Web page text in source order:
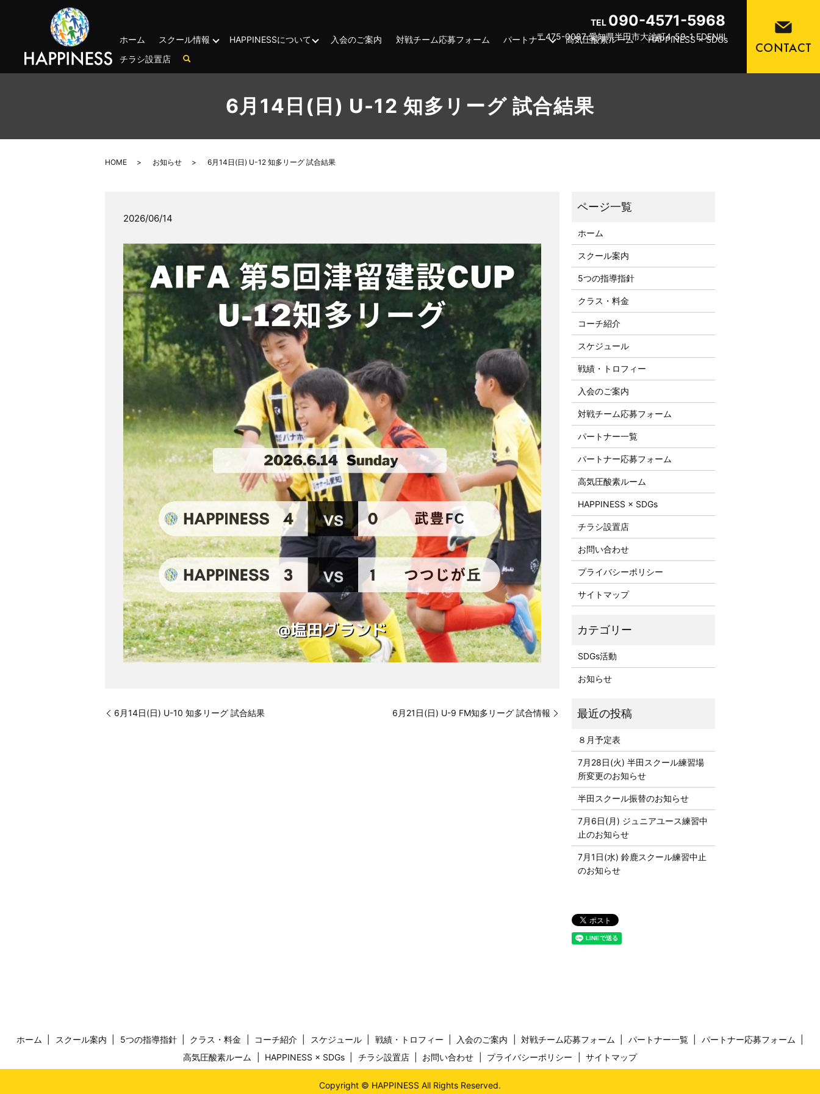
ホーム スクール情報 HAPPINESSについて 入会のご案内 対戦チーム応募フォーム パートナー 高気圧酸素ルーム
HAPPINESS × SDGs
チラシ設置店
TEL 090-4571-5968
〒475-0087 愛知県半田市大池町4-59-1 EDENⅢ
6月14日(日) U-12 知多リーグ 試合結果
HOME お知らせ 6月14日(日) U-12 知多リーグ 試合結果
2026/06/14
6月14日(日) U-10 知多リーグ 試合結果 6月21日(日) U-9 FM知多リーグ 試合情報
ホーム
スクール案内
5つの指導指針
クラス・料金
コーチ紹介
スケジュール
戦績・トロフィー
入会のご案内
対戦チーム応募フォーム
パートナー一覧
パートナー応募フォーム
高気圧酸素ルーム
HAPPINESS × SDGs
チラシ設置店
お問い合わせ
プライバシーポリシー
サイトマップ
SDGs活動
お知らせ
８月予定表
7月28日(火) 半田スクール練習場
所変更のお知らせ
半田スクール振替のお知らせ
7月6日(月) ジュニアユース練習中
止のお知らせ
7月1日(水) 鈴鹿スクール練習中止
のお知らせ
ホーム スクール案内 5つの指導指針 クラス・料金 コーチ紹介 スケジュール 戦績・トロフィー 入会のご案内 対戦チーム応募フォーム パートナー一覧
パートナー応募フォーム
高気圧酸素ルーム
HAPPINESS × SDGs チラシ設置店 お問い合わせ プライバシーポリシー サイトマップ
Copyright © HAPPINESS All Rights Reserved.